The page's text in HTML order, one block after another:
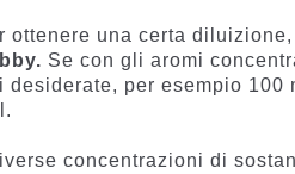
ottenere una certa diluizione,
Se con gli aromi
per esempio 100
concentrazioni di